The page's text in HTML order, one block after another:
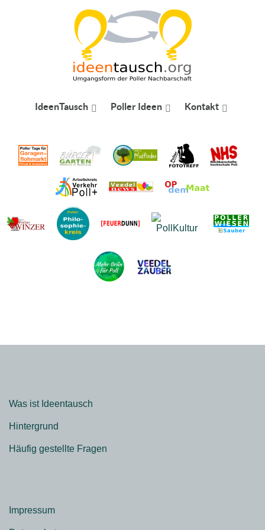
IdeenTausch Poller Ideen Kontakt
Was ist Ideentausch
Hintergrund
Häufig gestellte Fragen
Impressum